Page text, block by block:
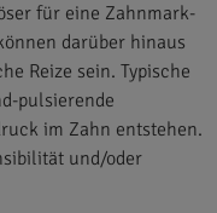
für eine Zahnmark-
darüber hinaus
Reize sein. Typische
pulsierende
im Zahn entstehen.
und/oder